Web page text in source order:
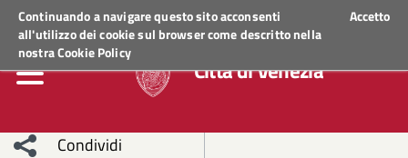
Continuando a navigare questo sito acconsenti
all'utilizzo dei cookie sul browser come descritto nella
nostraCookie Policy
Accetto
Regione Veneto ACCEDI AI SERVIZI
Città di Venezia
Condividi